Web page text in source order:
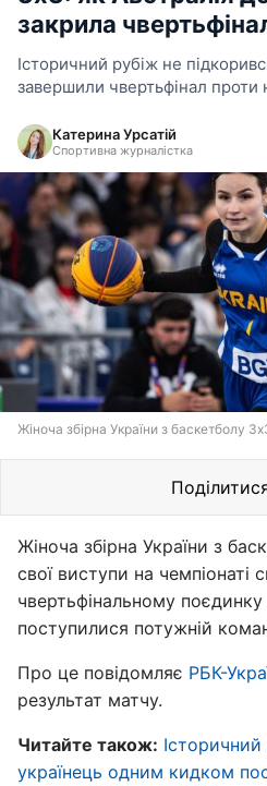
закрила
Історичний рубіж не
завершили чвертьфінал проти
Катерина Урсатій
Спортивна журналістка
Жіноча збірна України з баскетболу
Жіноча збірна України з
свої виступи на чемпіонаті
чвертьфінальному поєдинку
поступилися потужній
Про це повідомляє РБК-
результат матчу.
Читайте також:
українець одним кидком